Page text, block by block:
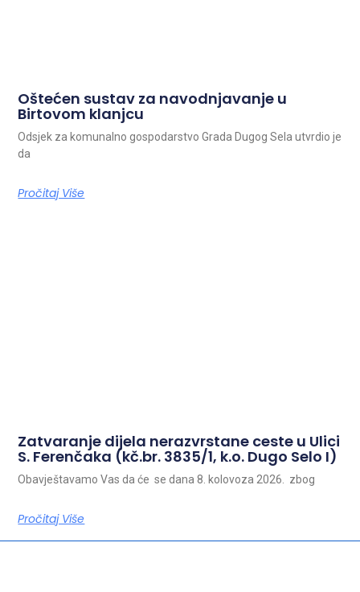
Oštećen sustav za navodnjavanje u
Birtovom klanjcu
Odsjek za komunalno gospodarstvo Grada Dugog Sela utvrdio je
da
Pročitaj Više
Zatvaranje dijela nerazvrstane ceste u Ulici
S. Ferenčaka (kč.br. 3835/1, k.o. Dugo Selo I)
Obavještavamo Vas da će se dana 8. kolovoza 2026. zbog
Pročitaj Više